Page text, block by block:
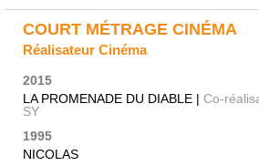
COURT MÉTRAGE CINÉMA
Réalisateur Cinéma
2015
LA PROMENADE DU DIABLE | Co-
SY
1995
NICOLAS